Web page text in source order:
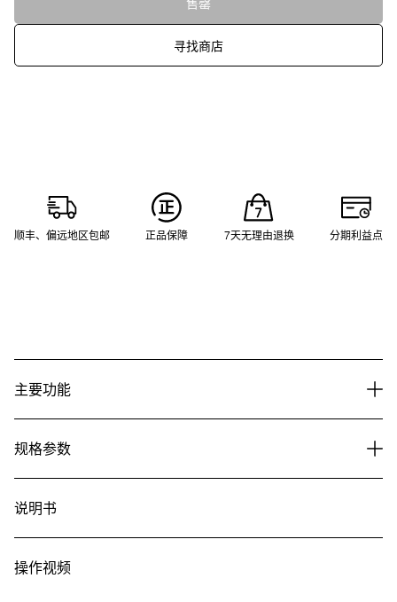
寻找商店
顺丰、偏远地区包邮 正品保障 7天无理由退换 分期利益点
主要功能
规格参数
说明书
操作视频